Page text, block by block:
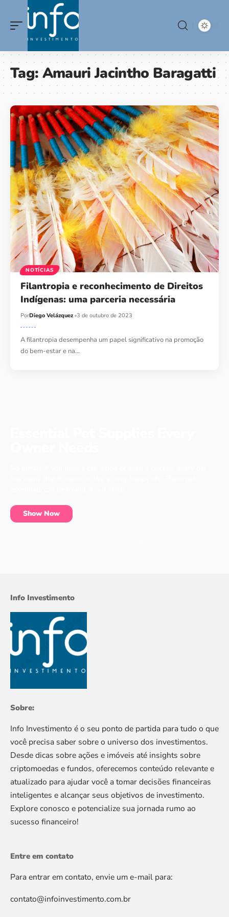
Tag:Amauri Jacintho Baragatti
NOTÍCIAS
Filantropia e reconhecimento de Direitos
Indígenas: uma parceria necessária
PorDiego Velázquez 3 de outubro de 2023
A filantropia desempenha um papel significativo na promoção
do bem-estar e na…
Show Now
Info Investimento
Sobre:
Info Investimento é o seu ponto de partida para tudo o que
você precisa saber sobre o universo dos investimentos.
Desde dicas sobre ações e imóveis até insights sobre
criptomoedas e fundos, oferecemos conteúdo relevante e
atualizado para ajudar você a tomar decisões financeiras
inteligentes e alcançar seus objetivos de investimento.
Explore conosco e potencialize sua jornada rumo ao
sucesso financeiro!
Entre em contato
Para entrar em contato, envie um e-mail para:
contato@infoinvestimento.com.br